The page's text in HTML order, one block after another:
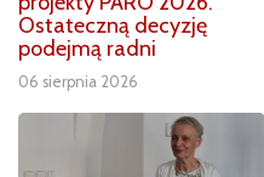
Ostateczną decyzję
podejmą radni
06 sierpnia 2026